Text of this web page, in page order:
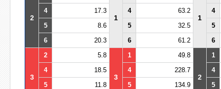
2 1 1
4
17.3 4 63.2
4
5
8.6 5 32.5
5
6
20.3 6 61.2 6
3
2 5.8
3
1 49.8
2
1
4
18.5 4 228.7
4
5
11.8 5 134.9
5